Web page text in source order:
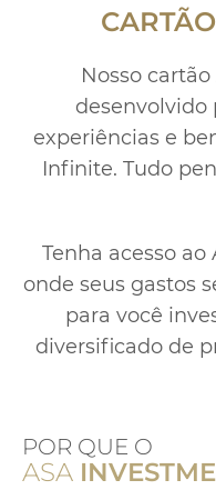
Nosso
desenvolvido
experiências e
Infinite. Tudo
Tenha acesso ao
onde seus gastos
para você
diversificado de
POR QUE O
ASA